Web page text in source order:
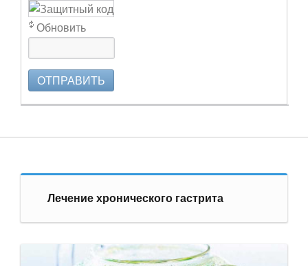
Обновить
ОТПРАВИТЬ
Лечение хронического гастрита